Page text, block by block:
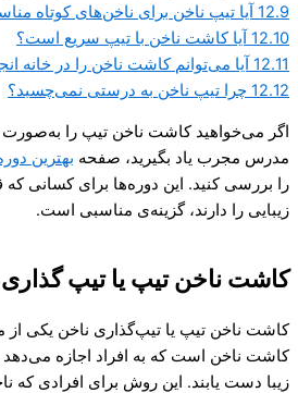
12.9 آیا تیپ ناخن برای ناخن‌های کوتاه
12.10 آیا کاشت ناخن با تیپ سریع است؟
12.11 آیا می‌توانم کاشت ناخن را در خانه
12.12 چرا تیپ ناخن به درستی نمی‌چسبد؟
اگر می‌خواهید کاشت ناخن تیپ را به‌صورت
مدرس مجرب یاد بگیرید، صفحهبهترین
را بررسی کنید. این دوره‌ها برای کسانی که
زیبایی را دارند، گزینه‌ی مناسبی است.
کاشت ناخن تیپ یا تیپ
کاشت ناخن تیپ یا تیپ‌گذاری ناخن یکی
کاشت ناخن است که به افراد اجازه می‌دهد
زیبا دست یابند. این روش برای افرادی که